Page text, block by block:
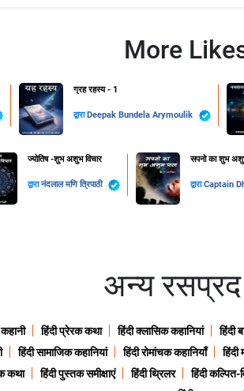
More
ग्रह रहस्य - 1
द्वारा Deepak Bundela Arymoulik
ज्योतिष -शुभ अशुभ विचार
द्वारानंदलाल मणि त्रिपाठी
सपनो का शुभ
द्वाराCaptain
अन्य
हिंदी प्रेरक कथा हिंदी क्लासिक कहानियां हिंदी
हिंदी सामाजिक कहानियां हिंदी रोमांचक कहानियाँ हिंदी
कथा हिंदी पुस्तक समीक्षाएं हिंदी थ्रिलर हिंदी कल्पित-